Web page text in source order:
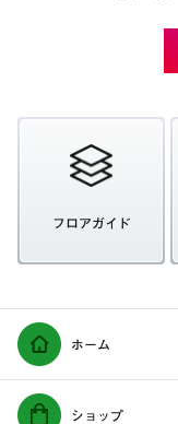
フロアガイド
ホーム
ショップ